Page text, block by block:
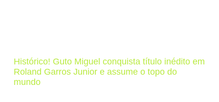
Histórico! Guto Miguel conquista título inédito em
Roland Garros Junior e assume o topo do
mundo